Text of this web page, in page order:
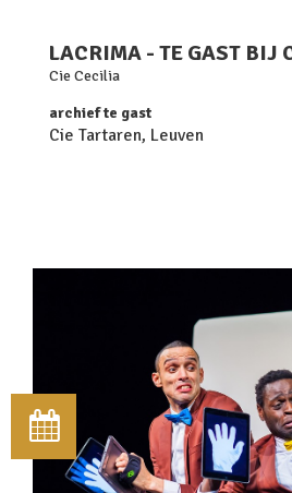
LACRIMA - TE GAST BIJ
Cie Cecilia
archief te gast
Cie Tartaren, Leuven